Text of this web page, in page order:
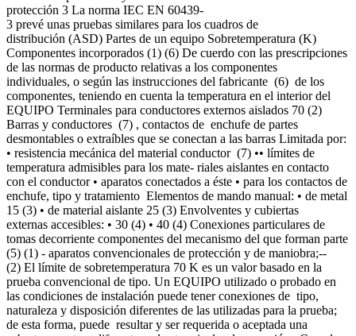
protección 3 La norma IEC EN 60439-
3 prevé unas pruebas similares para los cuadros de
distribución (ASD) Partes de un equipo Sobretemperatura (K)
Componentes incorporados (1) (6) De cuerdo con las prescripciones
de las normas de producto relativas a los componentes
individuales, o según las instrucciones del fabricante (6) de los
componentes, teniendo en cuenta la temperatura en el interior del
EQUIPO Terminales para conductores externos aislados 70 (2)
Barras y conductores (7) , contactos de enchufe de partes
desmontables o extraíbles que se conectan a las barras Limitada por:
• resistencia mecánica del material conductor (7) •• límites de
temperatura admisibles para los mate- riales aislantes en contacto
con el conductor • aparatos conectados a éste • para los contactos de
enchufe, tipo y tratamiento Elementos de mando manual: • de metal
15 (3) • de material aislante 25 (3) Envolventes y cubiertas
externas accesibles: • 30 (4) • 40 (4) Conexiones particulares de
tomas decorriente componentes del mecanismo del que forman parte
(5) (1) - aparatos convencionales de protección y de maniobra;--
(2) El límite de sobretemperatura 70 K es un valor basado en la
prueba convencional de tipo. Un EQUIPO utilizado o probado en
las condiciones de instalación puede tener conexiones de tipo,
naturaleza y disposición diferentes de las utilizadas para la prueba;
de esta forma, puede resultar y ser requerida o aceptada una